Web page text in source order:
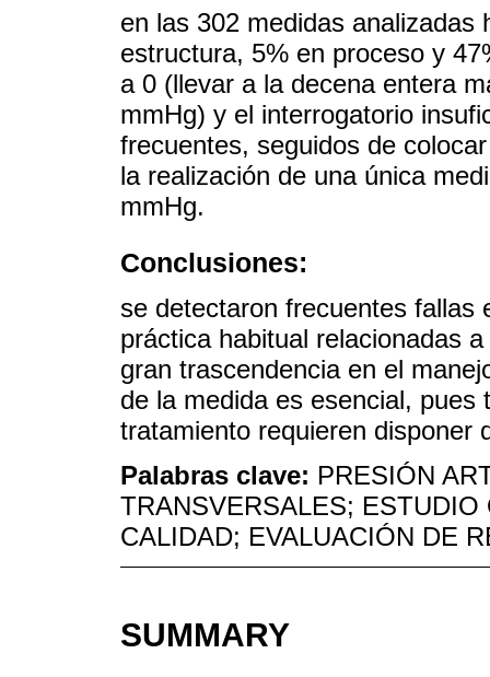
en las 302 medidas analizadas
estructura, 5% en proceso y
a 0 (llevar a la decena entera
mmHg) y el interrogatorio
frecuentes, seguidos de
la realización de una única
mmHg.
Conclusiones:
se detectaron frecuentes fallas
práctica habitual relacionadas
gran trascendencia en el
de la medida es esencial,
tratamiento requieren disponer
Palabras clave: PRESIÓN
TRANSVERSALES;
CALIDAD; EVALUACIÓN DE
SUMMARY